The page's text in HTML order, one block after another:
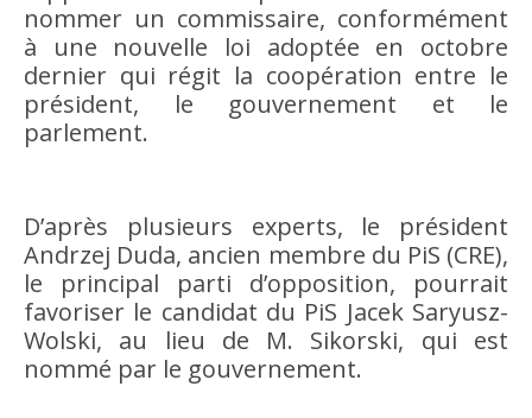
nommer un commissaire, conformément
à une nouvelle loi adoptée en octobre
dernier qui régit la coopération entre le
président, le gouvernement et le
parlement.
D’après plusieurs experts, le président
Andrzej Duda, ancien membre du PiS (CRE),
le principal parti d’opposition, pourrait
favoriser le candidat du PiS Jacek Saryusz-
Wolski, au lieu de M. Sikorski, qui est
nommé par le gouvernement.